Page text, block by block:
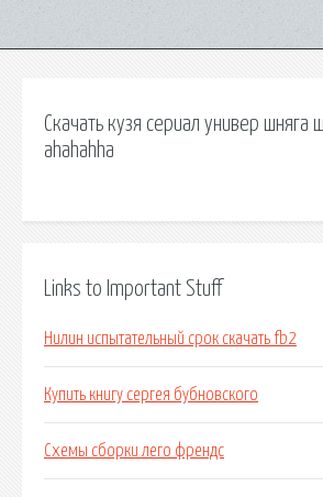
Скачать кузя сериал универ шняга
ahahahha
Links to Important Stuff
Нилин испытательный срок скачать fb2
Купить книгу сергея бубновского
Схемы сборки лего френдс